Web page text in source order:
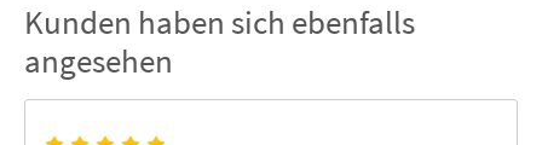
Produktgalerie überspringen
Kunden haben sich ebenfalls
angesehen